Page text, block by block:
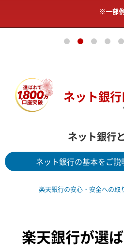
ネット銀
ネット銀行
ネット銀行の基本をご説
楽天銀行の安心・安全への取
楽天銀行が選